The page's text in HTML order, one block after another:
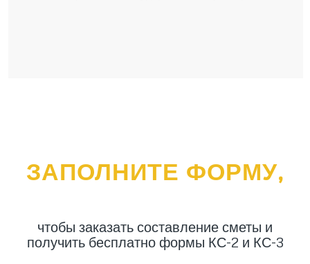
ЗАПОЛНИТЕ ФОРМУ,
чтобы заказать составление сметы и
получить бесплатно формы КС-2 и КС-3